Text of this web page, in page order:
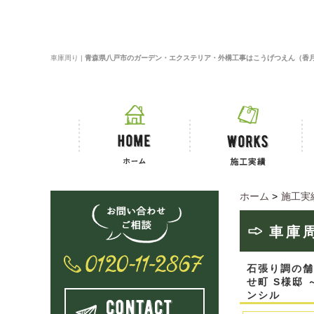
車庫周り | 青森県八戸市のガーデン・エクステリア・外構工事はこうげつえん（香
ホーム > 施工実
車庫
石張り調の
せ町 S様邸
ンシル